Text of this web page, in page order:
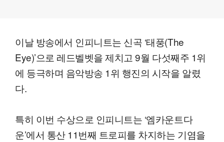
이날 방송에서 인피니트는 신곡 ‘태풍(The
Eye)’으로 레드벨벳을 제치고 9월 다섯째주 1위
에 등극하며 음악방송 1위 행진의 시작을 알렸
다.
특히 이번 수상으로 인피니트는 ‘엠카운트다
운’에서 통산 11번째 트로피를 차지하는 기염을